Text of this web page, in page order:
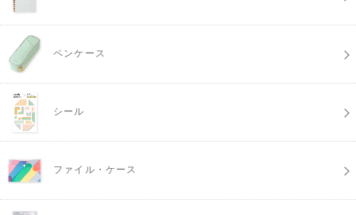
ペンケース
シール
ファイル・ケース